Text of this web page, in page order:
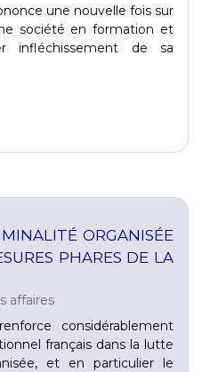
une nouvelle fois sur
société en formation et
infléchissement de sa
ORGANISÉE
PHARES DE LA
affaires
considérablement
français dans la lutte
et en particulier le